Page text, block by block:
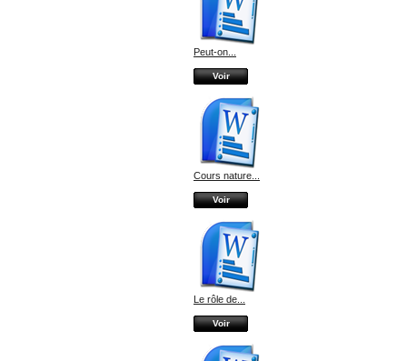
Peut-on...
Voir
Cours nature...
Voir
Le rôle de...
Voir